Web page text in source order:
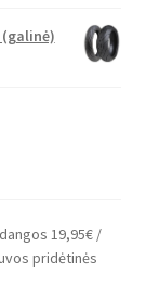
(galinė)
19,95€ /
pridėtinės